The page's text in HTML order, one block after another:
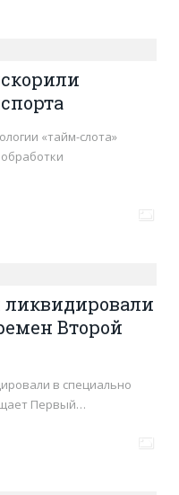
«тайм-слота»
ликвидировали
Второй
в специально
Первый…